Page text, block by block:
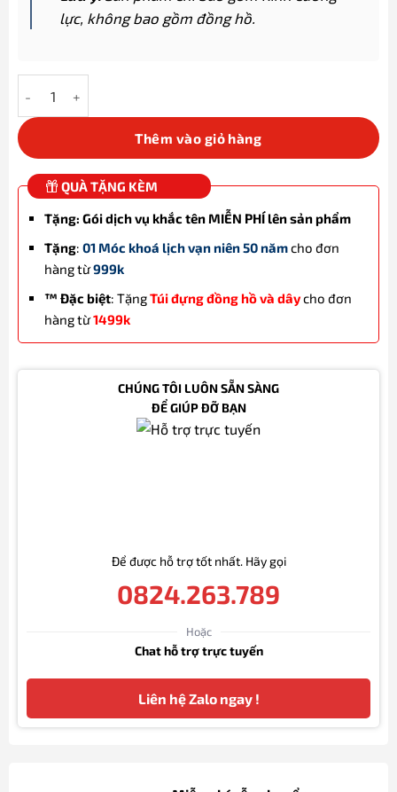
lực, không bao gồm đồng hồ.
Thêm vào giỏ hàng
QUÀ TẶNG KÈM
Tặng: Gói dịch vụ khắc tên MIỄN PHÍ lên sản phẩm
Tặng:01 Móc khoá lịch vạn niên 50 nămcho đơn
hàng từ999k
™ Đặc biệt: TặngTúi đựng đồng hồ và dâycho đơn
hàng từ1499k
CHÚNG TÔI LUÔN SẴN SÀNG
ĐỂ GIÚP ĐỠ BẠN
Để được hỗ trợ tốt nhất. Hãy gọi
0824.263.789
Hoặc
Chat hỗ trợ trực tuyến
Liên hệ Zalo ngay !